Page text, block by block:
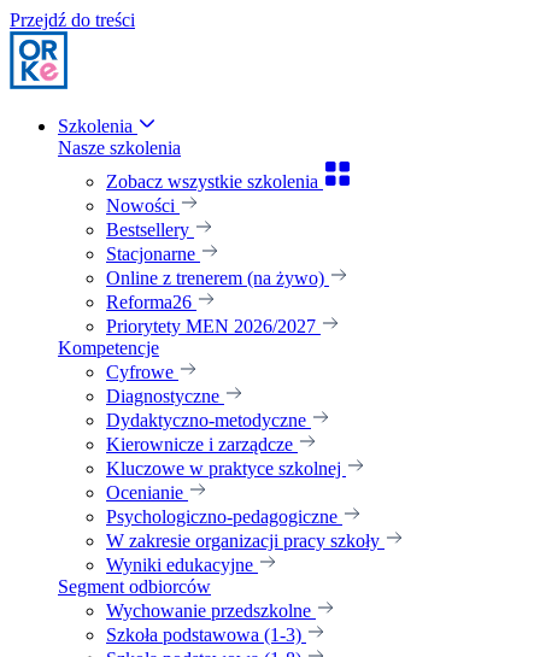
Przejdź do treści
Szkolenia
Nasze szkolenia
Zobacz wszystkie szkolenia
Nowości
Bestsellery
Stacjonarne
Online z trenerem (na żywo)
Reforma26
Priorytety MEN 2026/2027
Kompetencje
Cyfrowe
Diagnostyczne
Dydaktyczno-metodyczne
Kierownicze i zarządcze
Kluczowe w praktyce szkolnej
Ocenianie
Psychologiczno-pedagogiczne
W zakresie organizacji pracy szkoły
Wyniki edukacyjne
Segment odbiorców
Wychowanie przedszkolne
Szkoła podstawowa (1-3)